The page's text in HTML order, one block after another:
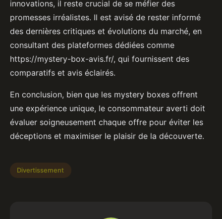
innovations, il reste crucial de se méfier des
promesses irréalistes. Il est avisé de rester informé
des dernières critiques et évolutions du marché, en
consultant des plateformes dédiées comme
https://mystery-box-avis.fr/, qui fournissent des
comparatifs et avis éclairés.
En conclusion, bien que les mystery boxes offrent
une expérience unique, le consommateur averti doit
évaluer soigneusement chaque offre pour éviter les
déceptions et maximiser le plaisir de la découverte.
Divertissement